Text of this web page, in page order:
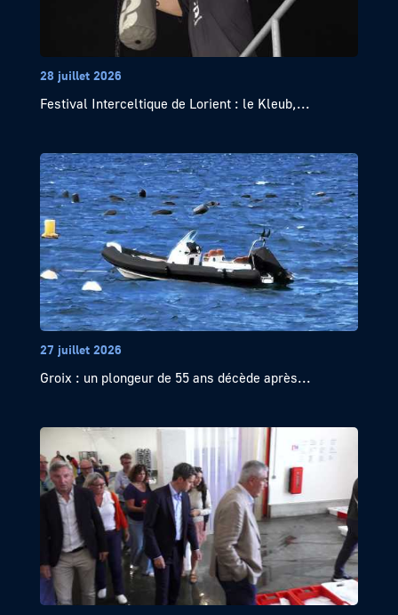
28 juillet 2026
Festival Interceltique de Lorient : le Kleub,...
27 juillet 2026
Groix : un plongeur de 55 ans décède après...